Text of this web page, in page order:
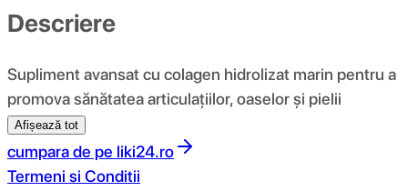
Descriere
Supliment avansat cu colagen hidrolizat marin pentru a
promova sănătatea articulațiilor, oaselor și pielii
Afișează tot
cumpara de pe liki24.ro
Termeni si Conditii